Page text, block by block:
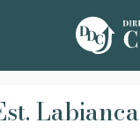
Labianca